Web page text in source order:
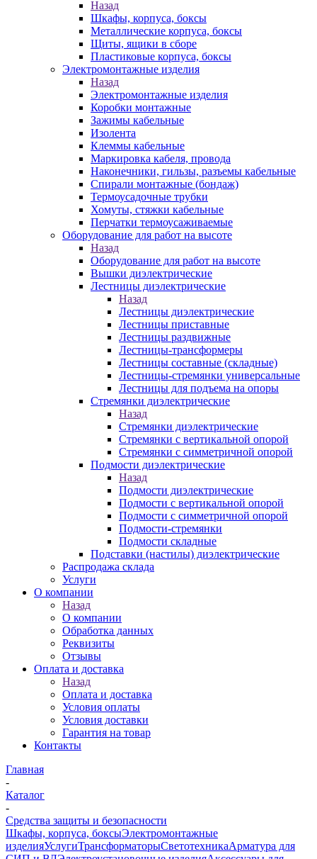
Назад
Шкафы, корпуса, боксы
Металлические корпуса, боксы
Щиты, ящики в сборе
Пластиковые корпуса, боксы
Электромонтажные изделия
Назад
Электромонтажные изделия
Коробки монтажные
Зажимы кабельные
Изолента
Клеммы кабельные
Маркировка кабеля, провода
Наконечники, гильзы, разъемы кабельные
Спирали монтажные (бондаж)
Термоусадочные трубки
Хомуты, стяжки кабельные
Перчатки термоусаживаемые
Оборудование для работ на высоте
Назад
Оборудование для работ на высоте
Вышки диэлектрические
Лестницы диэлектрические
Назад
Лестницы диэлектрические
Лестницы приставные
Лестницы раздвижные
Лестницы-трансформеры
Лестницы составные (складные)
Лестницы-стремянки универсальные
Лестницы для подъема на опоры
Стремянки диэлектрические
Назад
Стремянки диэлектрические
Стремянки с вертикальной опорой
Стремянки с симметричной опорой
Подмости диэлектрические
Назад
Подмости диэлектрические
Подмости с вертикальной опорой
Подмости с симметричной опорой
Подмости-стремянки
Подмости складные
Подставки (настилы) диэлектрические
Распродажа склада
Услуги
О компании
Назад
О компании
Обработка данных
Реквизиты
Отзывы
Оплата и доставка
Назад
Оплата и доставка
Условия оплаты
Условия доставки
Гарантия на товар
Контакты
Главная
-
Каталог
-
Средства защиты и безопасности
Шкафы, корпуса, боксыЭлектромонтажные
изделияУслугиТрансформаторыСветотехникаАрматура для